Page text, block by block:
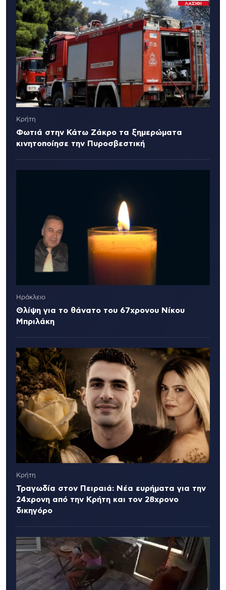
Κρήτη
Φωτιά στην Κάτω Ζάκρο τα ξημερώματα
κινητοποίησε την Πυροσβεστική
Ηράκλειο
Θλίψη για το θάνατο του 67χρονου Νίκου
Μπριλάκη
Κρήτη
Τραγωδία στον Πειραιά: Νέα ευρήματα για την
24χρονη από την Κρήτη και τον 28χρονο
δικηγόρο